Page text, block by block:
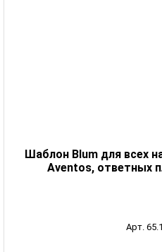
Шаблон Blum для всех
Aventos, ответных
Арт.